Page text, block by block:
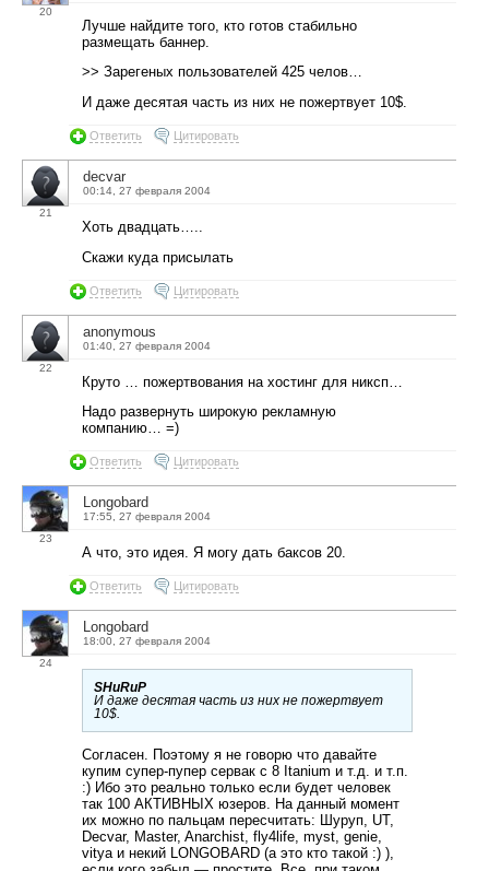
20
Лучше найдите того, кто готов стабильно
размещать баннер.
>> Зарегеных пользователей 425 челов…
И даже десятая часть из них не пожертвует 10$.
Ответить Цитировать
21
decvar
00:14, 27 февраля 2004
Хоть двадцать…..
Скажи куда присылать
Ответить Цитировать
22
anonymous
01:40, 27 февраля 2004
Круто … пожертвования на хостинг для никсп…
Надо развернуть широкую рекламную
компанию… =)
Ответить Цитировать
23
Longobard
17:55, 27 февраля 2004
А что, это идея. Я могу дать баксов 20.
Ответить Цитировать
24
Longobard
18:00, 27 февраля 2004
SHuRuP
И даже десятая часть из них не пожертвует
10$.
Согласен. Поэтому я не говорю что давайте
купим супер-пупер сервак с 8 Itanium и т.д. и т.п.
:) Ибо это реально только если будет человек
так 100 АКТИВНЫХ юзеров. На данный момент
их можно по пальцам пересчитать: Шуруп, UT,
Decvar, Master, Anarchist, fly4life, myst, genie,
vitya и некий LONGOBARD (а это кто такой :) ),